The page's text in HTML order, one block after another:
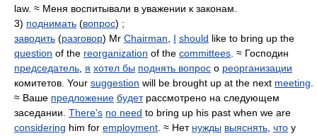
law. ≈ Меня воспитывали в уважении к законам.
3) поднимать (вопрос) ;
заводить (разговор) Mr Chairman I should like to bring up the
question of the reorganization of the committees . ≈ Господин
председатель я хотел бы поднять вопрос о реорганизации
комитетов. Your suggestion will be brought up at the next meeting
≈ Ваше предложение будетрассмотрено на следующем
заседании. There's no need to bring up his past when we are
considering him for employment . ≈ Нет нужды выяснять что у